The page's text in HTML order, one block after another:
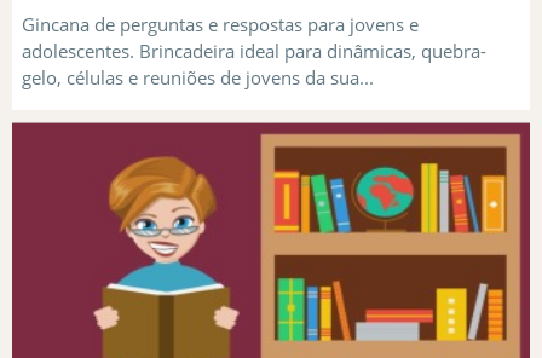
Gincana de perguntas e respostas para jovens e
adolescentes. Brincadeira ideal para dinâmicas, quebra-
gelo, células e reuniões de jovens da sua...